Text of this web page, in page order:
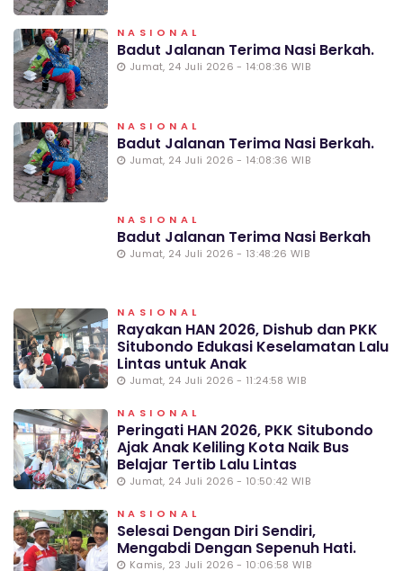
NASIONAL
Badut Jalanan Terima Nasi Berkah.
Jumat, 24 Juli 2026 - 14:08:36 WIB
NASIONAL
Badut Jalanan Terima Nasi Berkah.
Jumat, 24 Juli 2026 - 14:08:36 WIB
NASIONAL
Badut Jalanan Terima Nasi Berkah
Jumat, 24 Juli 2026 - 13:48:26 WIB
NASIONAL
Rayakan HAN 2026, Dishub dan PKK
Situbondo Edukasi Keselamatan Lalu
Lintas untuk Anak
Jumat, 24 Juli 2026 - 11:24:58 WIB
NASIONAL
Peringati HAN 2026, PKK Situbondo
Ajak Anak Keliling Kota Naik Bus
Belajar Tertib Lalu Lintas
Jumat, 24 Juli 2026 - 10:50:42 WIB
NASIONAL
Selesai Dengan Diri Sendiri,
Mengabdi Dengan Sepenuh Hati.
Kamis, 23 Juli 2026 - 10:06:58 WIB